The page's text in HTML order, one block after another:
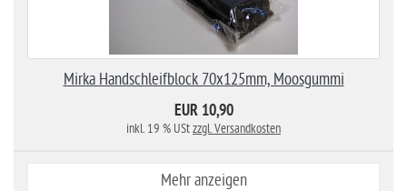
Mirka Handschleifblock 70x125mm, Moosgummi
EUR 10,90
inkl. 19 % UStzzgl. Versandkosten
Mehr anzeigen